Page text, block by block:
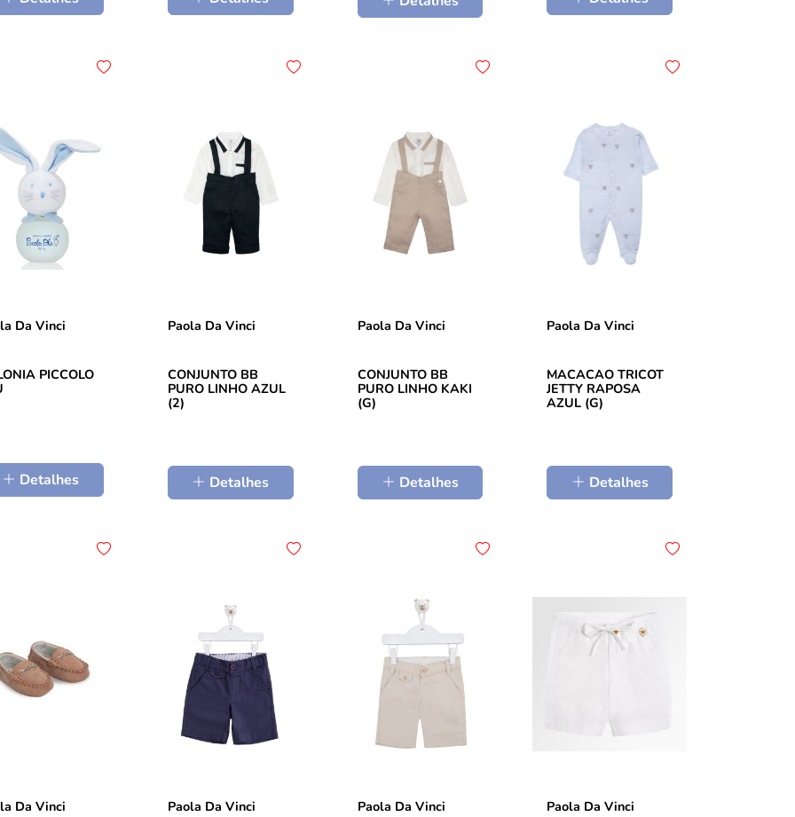
Da Vinci
PICCOLO
Detalhes
Paola Da Vinci
CONJUNTO BB
PURO LINHO AZUL
(2)
Detalhes
Paola Da Vinci
CONJUNTO BB
PURO LINHO KAKI
(G)
Detalhes
Paola Da Vinci
MACACAO TRICOT
JETTY RAPOSA
AZUL (G)
Detalhes
Da Vinci Paola Da Vinci Paola Da Vinci Paola Da Vinci